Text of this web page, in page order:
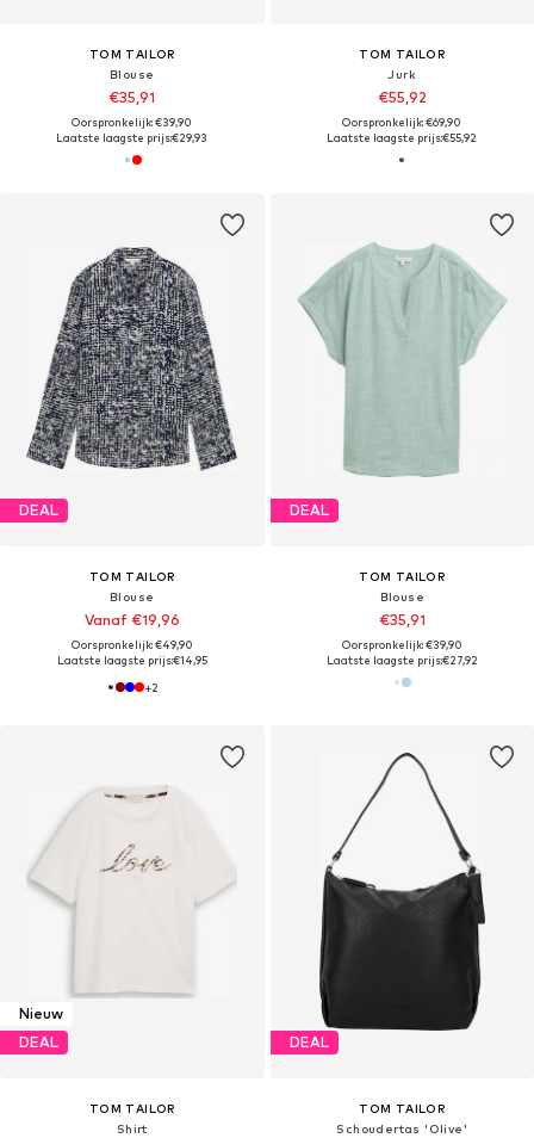
TOM TAILOR
Blouse
€35,91
Oorspronkelijk: €39,90
Laatste laagste prijs:€29,93
TOM TAILOR
Jurk
€55,92
Oorspronkelijk: €69,90
Laatste laagste prijs:€55,92
DEAL
TOM TAILOR
Blouse
Vanaf €19,96
Oorspronkelijk: €49,90
Laatste laagste prijs:€14,95
+2
DEAL
TOM TAILOR
Blouse
€35,91
Oorspronkelijk: €39,90
Laatste laagste prijs:€27,92
Nieuw
DEAL
TOM TAILOR
Shirt
DEAL
TOM TAILOR
Schoudertas 'Olive'